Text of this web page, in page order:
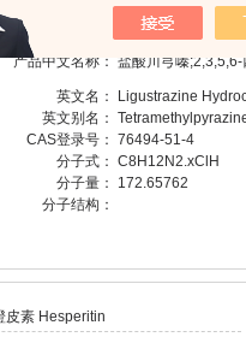
及含量：HPLC≥98%规格：
产品中文名称： 盐酸川芎嗪
英文名：
Ligustrazine
英文别名：
CAS登录号： 76494-51-4
分子式： C8H12N2.xClH
分子量：
172.65762
分子结构：
皮素 Hesperitin